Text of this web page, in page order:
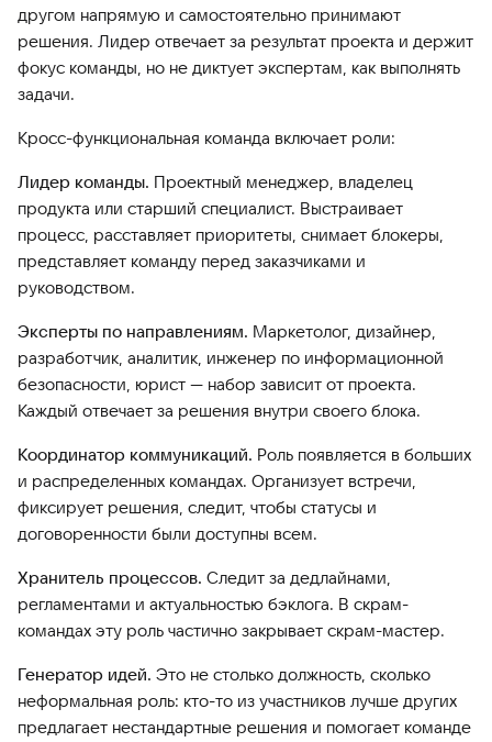
другом напрямую и самостоятельно принимают
решения. Лидер отвечает за результат проекта и держит
фокус команды, но не диктует экспертам, как выполнять
задачи.
Кросс-функциональная команда включает роли:
Лидер команды. Проектный менеджер, владелец
продукта или старший специалист. Выстраивает
процесс, расставляет приоритеты, снимает блокеры,
представляет команду перед заказчиками и
руководством.
Эксперты по направлениям. Маркетолог, дизайнер,
разработчик, аналитик, инженер по информационной
безопасности, юрист — набор зависит от проекта.
Каждый отвечает за решения внутри своего блока.
Координатор коммуникаций. Роль появляется в больших
и распределенных командах. Организует встречи,
фиксирует решения, следит, чтобы статусы и
договоренности были доступны всем.
Хранитель процессов. Следит за дедлайнами,
регламентами и актуальностью бэклога. В скрам-
командах эту роль частично закрывает скрам-мастер.
Генератор идей. Это не столько должность, сколько
неформальная роль: кто-то из участников лучше других
предлагает нестандартные решения и помогает команде